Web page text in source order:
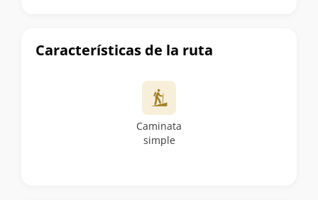
Características de la ruta
Caminata
simple